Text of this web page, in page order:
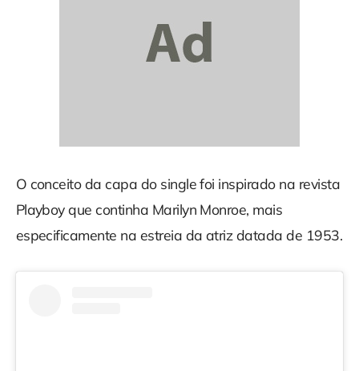
O conceito da capa do single foi inspirado na revista
Playboy que continha Marilyn Monroe, mais
especificamente na estreia da atriz datada de 1953.